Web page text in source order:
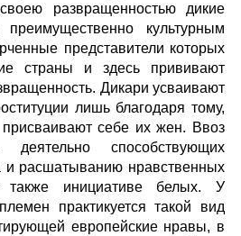
развращенностью дикие
культурным
представители которых
страны и здесь прививают
Дикари усваивают
лишь благодаря тому,
себе их жен. Ввоз
деятельно способствующих
и расшатыванию нравственных
также инициативе белых. У
практикуется такой вид
европейские нравы, в